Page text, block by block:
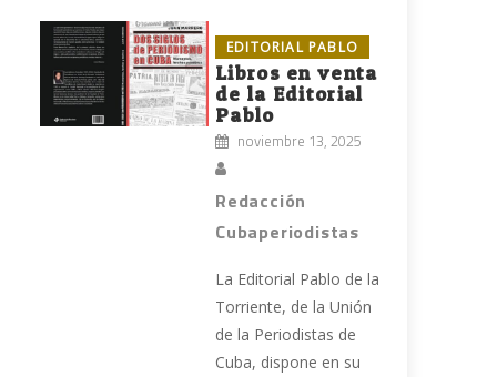
EDITORIAL PABLO
Libros en venta
de la Editorial
Pablo
noviembre 13, 2025
Redacción
Cubaperiodistas
La Editorial Pablo de la
Torriente, de la Unión
de la Periodistas de
Cuba, dispone en su